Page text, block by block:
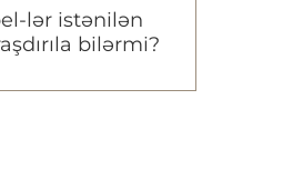
lər istənilən
bilərmi?